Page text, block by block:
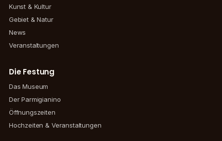
Kunst & Kultur
Gebiet & Natur
News
Veranstaltungen
Die Festung
Das Museum
Der Parmigianino
Öffnungszeiten
Hochzeiten & Veranstaltungen